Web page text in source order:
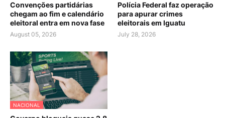
Convenções partidárias
chegam ao fim e calendário
eleitoral entra em nova fase
August 05, 2026
Polícia Federal faz operação
para apurar crimes
eleitorais em Iguatu
July 28, 2026
NACIONAL